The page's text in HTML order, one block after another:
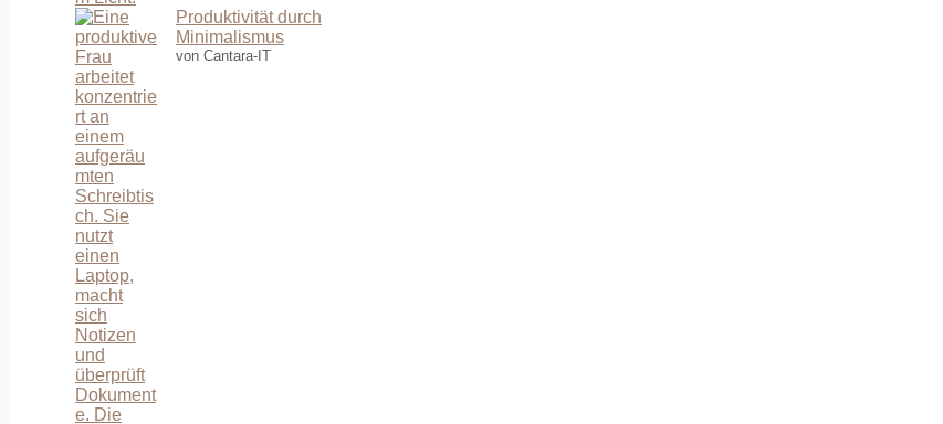
Produktivität durch
Minimalismus
von Cantara-IT